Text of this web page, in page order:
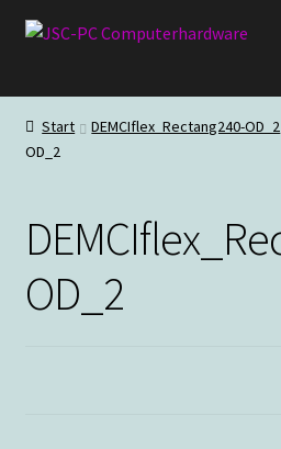
Zur
Zum
Hardware
PC-Systeme
Start DEMCIflex_Rectang240-OD_2
OD_2
OD_2